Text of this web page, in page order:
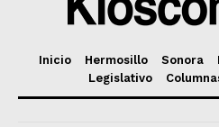
Inicio Hermosillo Sonora
Legislativo